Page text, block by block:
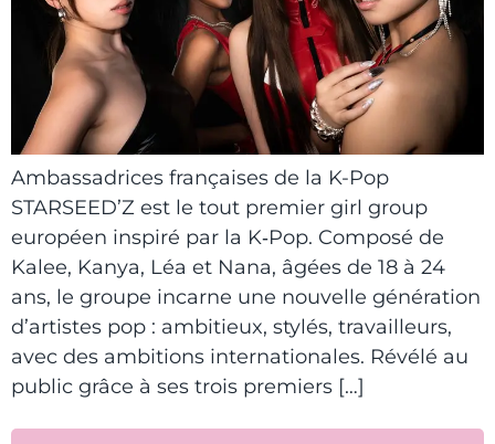
Ambassadrices françaises de la K-Pop
STARSEED’Z est le tout premier girl group
européen inspiré par la K‑Pop. Composé de
Kalee, Kanya, Léa et Nana, âgées de 18 à 24
ans, le groupe incarne une nouvelle génération
d’artistes pop : ambitieux, stylés, travailleurs,
avec des ambitions internationales. Révélé au
public grâce à ses trois premiers […]